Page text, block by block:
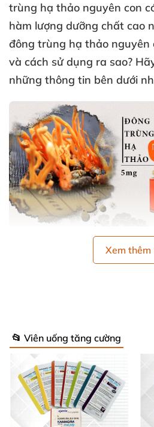
trùng hạ thảo nguyên con
hàm lượng dưỡng chất cao
đông trùng hạ thảo nguyên
và cách sử dụng ra sao?
những thông tin bên dưới
Sự hình thànhcủa đông
bướm. Đây là loại thảo mộc
vùng cao nguyên có độ cao
Tạng. Cụ thể vào mùa đông
,
trùng sâu , rút hết chất dinh
. Quá trình này gọi là
Xem thêm
📂 Viên uống tăng cường